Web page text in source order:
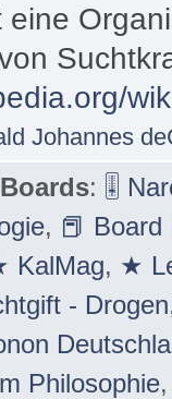
eine
Johannes
: 🎚
, 📕
KalMag, ★
- Drogen
Philosophie